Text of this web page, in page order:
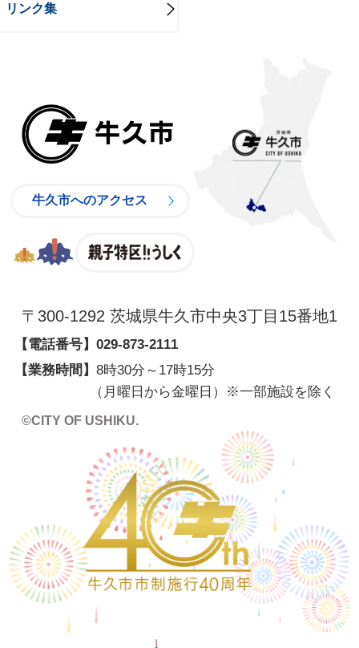
リンク集
牛久市へのアクセス
〒300-1292 茨城県牛久市中央3丁目15番地1
【電話番号】 029-873-2111
【業務時間】 8時30分～17時15分
（月曜日から金曜日）※一部施設を除く
©CITY OF USHIKU.